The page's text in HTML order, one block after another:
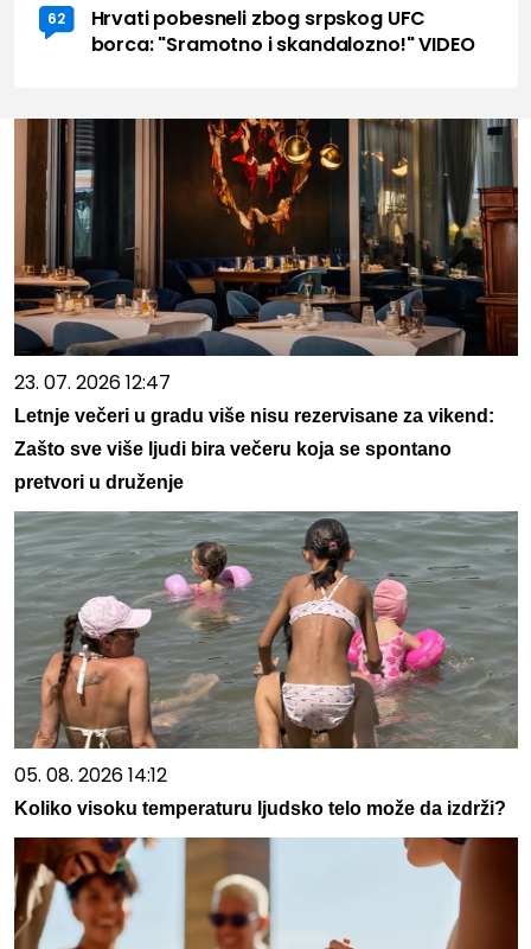
62
Hrvati pobesneli zbog srpskog UFC
borca: "Sramotno i skandalozno!" VIDEO
23. 07. 2026 12:47
Letnje večeri u gradu više nisu rezervisane za vikend:
Zašto sve više ljudi bira večeru koja se spontano
pretvori u druženje
05. 08. 2026 14:12
Koliko visoku temperaturu ljudsko telo može da izdrži?